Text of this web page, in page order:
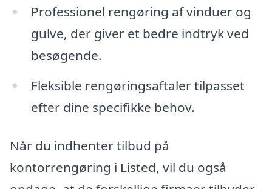
Professionel rengøring af vinduer og
gulve, der giver et bedre indtryk ved
besøgende.
Fleksible rengøringsaftaler tilpasset
efter dine specifikke behov.
Når du indhenter tilbud på
kontorrengøring i Listed, vil du også